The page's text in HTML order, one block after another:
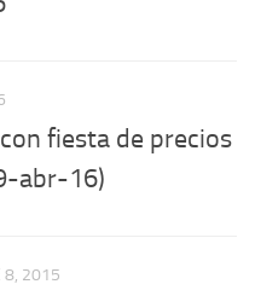
fiesta de precios
abr-16)
8, 2015